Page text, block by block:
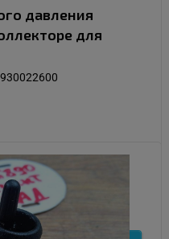
давления
для